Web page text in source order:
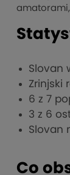
amatorami,
Slovan
Zrinjski
6 z 7
3 z 6
Slovan
Co